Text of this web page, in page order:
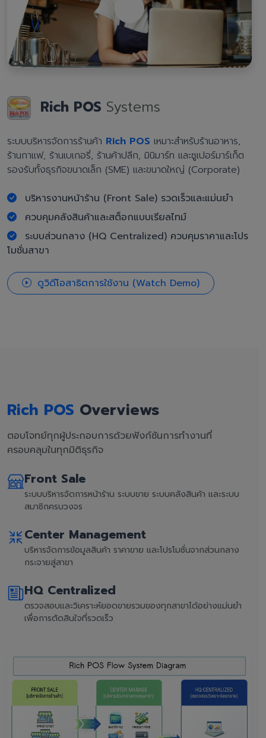
Rich POS Systems
ระบบบริหารจัดการร้านค้า Rich POS เหมาะสำหรับร้านอาหาร,
ร้านกาแฟ, ร้านเบเกอรี่, ร้านค้าปลีก, มินิมาร์ท และซูเปอร์มาร์เก็ต
รองรับทั้งธุรกิจขนาดเล็ก (SME) และขนาดใหญ่ (Corporate)
บริหารงานหน้าร้าน (Front Sale) รวดเร็วและแม่นยำ
ควบคุมคลังสินค้าและสต็อกแบบเรียลไทม์
ระบบส่วนกลาง (HQ Centralized) ควบคุมราคาและโปร
โมชั่นสาขา
ดูวิดีโอสาธิตการใช้งาน (Watch Demo)
Rich POS Overviews
ตอบโจทย์ทุกผู้ประกอบการด้วยฟังก์ชันการทำงานที่
ครอบคลุมในทุกมิติธุรกิจ
Front Sale
ระบบบริหารจัดการหน้าร้าน ระบบขาย ระบบคลังสินค้า และระบบ
สมาชิกครบวงจร
Center Management
บริหารจัดการข้อมูลสินค้า ราคาขาย และโปรโมชั่นจากส่วนกลาง
กระจายสู่สาขา
HQ Centralized
ตรวจสอบและวิเคราะห์ยอดขายรวมของทุกสาขาได้อย่างแม่นยำ
เพื่อการตัดสินใจที่รวดเร็ว